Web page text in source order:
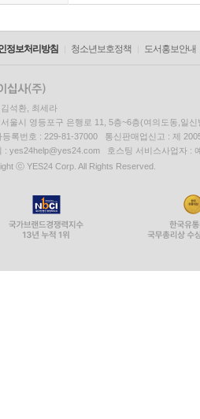
트』
다. 익살맞게 비틀린 산문 스타일
말을 걸고 있다고 느낄 것이다.
수 없는 화자의 목소리에는 감동적
』
정보처리방침 청소년보호정책 도서홍보안내
석환, 최세라
울시 영등포구 은행로 11, 5층~6층(여의도동,일신
등록번호 : 229-81-37000 통신판매업신고 : 제
: yes24help@yes24.com 호스팅 서비스사업자 :
ⓒ YES24 Corp. All Rights Reserved.